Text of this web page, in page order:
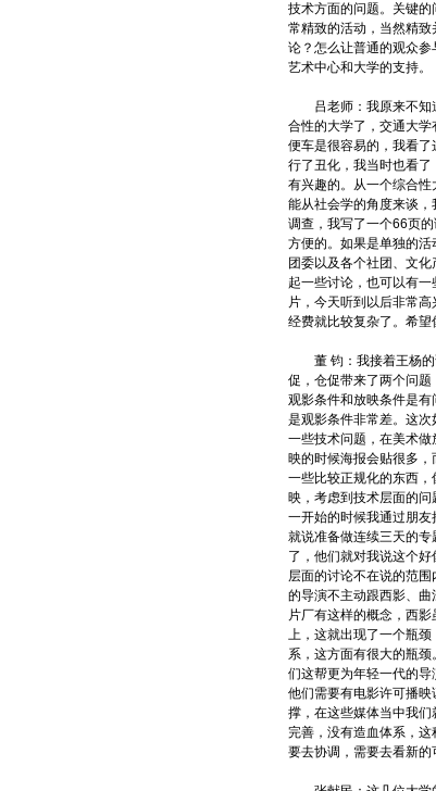
技术方面的问题。关键
常精致的活动，当然精
论？怎么让普通的观众
艺术中心和大学的支持。
吕老师：我原来不知道
合性的大学了，交通大
便车是很容易的，我看
行了丑化，我当时也看
有兴趣的。从一个综合
能从社会学的角度来谈
调查，我写了一个66页
方便的。如果是单独的活
团委以及各个社团、文
起一些讨论，也可以有
片，今天听到以后非常
经费就比较复杂了。希望
董 钧：我接着王杨的
促，仓促带来了两个问
观影条件和放映条件是
是观影条件非常差。这
一些技术问题，在美术
映的时候海报会贴很多
一些比较正规化的东西
映，考虑到技术层面的
一开始的时候我通过朋友
就说准备做连续三天的
了，他们就对我说这个
层面的讨论不在说的范
的导演不主动跟西影、
片厂有这样的概念，西
上，这就出现了一个瓶
系，这方面有很大的瓶
们这帮更为年轻一代的导
他们需要有电影许可播
撑，在这些媒体当中我
完善，没有造血体系，
要去协调，需要去看新的